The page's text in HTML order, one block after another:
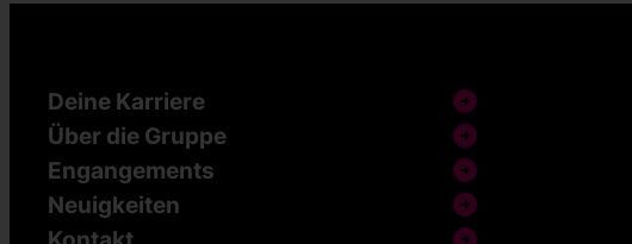
Deine Karriere
Über die Gruppe
Engangements
Neuigkeiten